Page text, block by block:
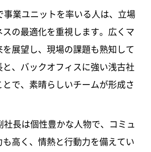
事業ユニットを率いる人は、立場
の最適化を重視します。広くマ
展望し、現場の課題も熟知して
、バックオフィスに強い浅古社
で、素晴らしいチームが形成さ
社長は個性豊かな人物で、コミュ
高く、情熱と行動力を備えてい